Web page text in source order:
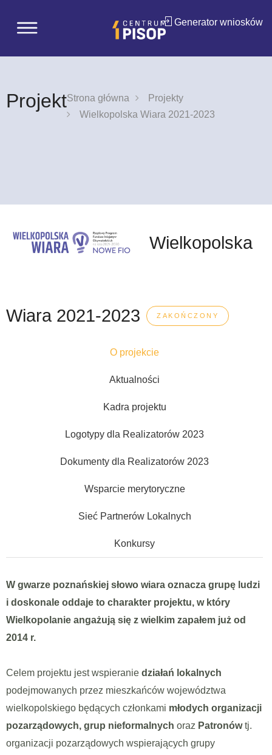
Generator wniosków
ProjektStrona główna
Projekty
Wielkopolska Wiara 2021-2023
Wielkopolska
Wiara 2021-2023 ZAKOŃCZONY
O projekcie
Aktualności
Kadra projektu
Logotypy dla Realizatorów 2023
Dokumenty dla Realizatorów 2023
Wsparcie merytoryczne
Sieć Partnerów Lokalnych
Konkursy
W gwarze poznańskiej słowo wiara oznacza grupę ludzi
i doskonale oddaje to charakter projektu, w który
Wielkopolanie angażują się z wielkim zapałem już od
2014 r.
Celem projektu jest wspieranie działań lokalnych
podejmowanych przez mieszkańców województwa
wielkopolskiego będących członkami młodych organizacji
pozarządowych, grup nieformalnych oraz Patronówtj.
organizacji pozarządowych wspierających grupy